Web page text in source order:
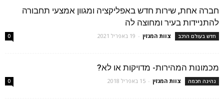
חברה אחת, שירות חדש באפליקציה ומגוון אמצעי תחבורה
להתניידות בעיר ומחוצה לה
חדש בעולם הרכב צוות המגזין - 19 באפריל 2021 0
מכמונות המהירות- מדויקות או לא?
נהיגה חכמה צוות המגזין - 15 באפריל 2018 0